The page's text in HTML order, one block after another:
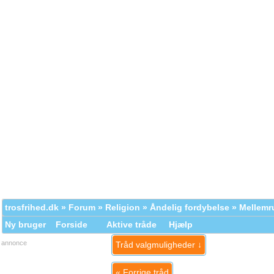
trosfrihed.dk » Forum » Religion » Åndelig fordybelse »
Ny bruger
Forside Aktive tråde Hjælp
annonce Tråd valgmuligheder ↓